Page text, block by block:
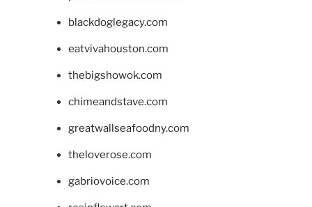
blackdoglegacy.com
eatvivahouston.com
thebigshowok.com
chimeandstave.com
greatwallseafoodny.com
theloverose.com
gabriovoice.com